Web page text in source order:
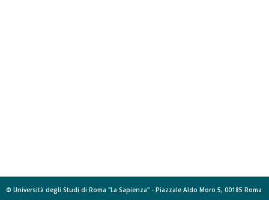
© Università degli Studi di Roma "La Sapienza" - Piazzale Aldo Moro 5, 00185 Roma